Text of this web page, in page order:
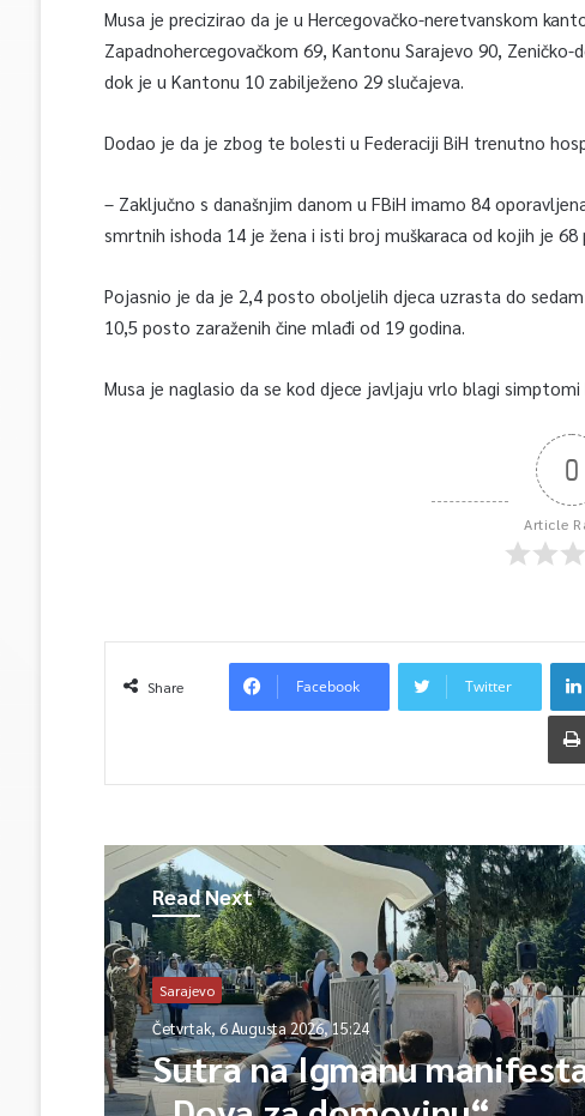
Musa je precizirao da je u Hercegovačko-neretvanskom
Zapadnohercegovačkom 69, Kantonu Sarajevo 90,
dok je u Kantonu 10 zabilježeno 29 slučajeva.
Dodao je da je zbog te bolesti u Federaciji BiH trenutno
– Zaključno s današnjim danom u FBiH imamo 84
smrtnih ishoda 14 je žena i isti broj muškaraca od kojih je
Pojasnio je da je 2,4 posto oboljelih djeca uzrasta do
10,5 posto zaraženih čine mlađi od 19 godina.
Musa je naglasio da se kod djece javljaju vrlo blagi
0
Article
Share Facebook Twitter
Read Next
Sarajevo
Četvrtak, 6 Augusta 2026, 15:24
Sport
Četvrtak, 6 Augusta 2026, 15:23